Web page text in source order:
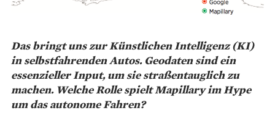
Das bringt uns zur Künstlichen Intelligenz (KI)
in selbstfahrenden Autos. Geodaten sind ein
essenzieller Input, um sie straßentauglich zu
machen. Welche Rolle spielt Mapillary im Hype
um das autonome Fahren?